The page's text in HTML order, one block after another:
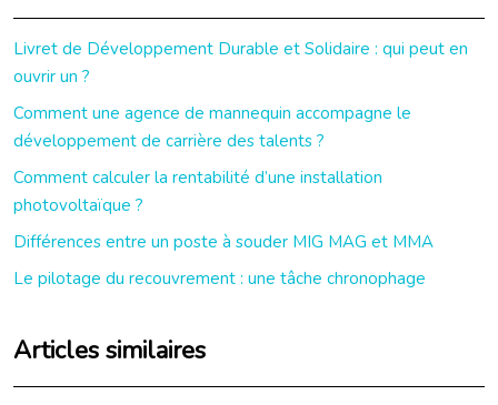
Livret de Développement Durable et Solidaire : qui peut en
ouvrir un ?
Comment une agence de mannequin accompagne le
développement de carrière des talents ?
Comment calculer la rentabilité d’une installation
photovoltaïque ?
Différences entre un poste à souder MIG MAG et MMA
Le pilotage du recouvrement : une tâche chronophage
Articles similaires